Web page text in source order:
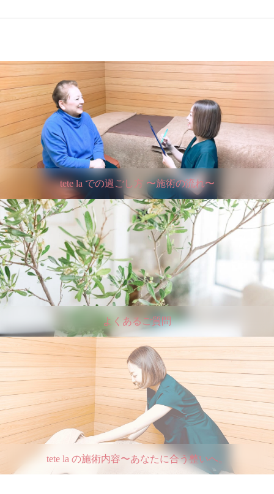
tete la での過ごし方 〜施術の流れ〜
よくあるご質問
tete la の施術内容〜あなたに合う整いへ。